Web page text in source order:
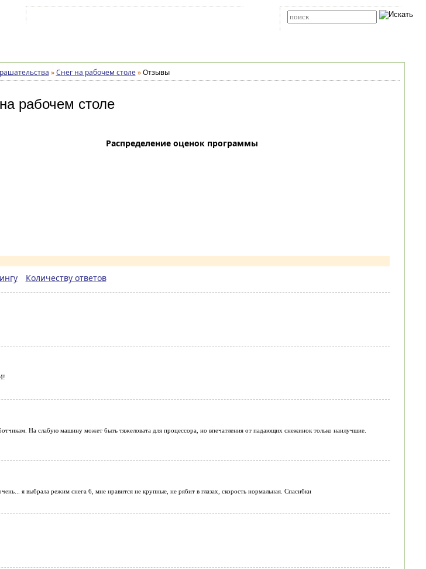
» Снег на рабочем столе » Отзывы
рабочем столе
Распределение оценок программы
Количеству ответов
На слабую машину может быть тяжеловата для процессора, но впечатления от падающих снежинок только наилучшие.
я выбрала режим снега 6, мне нравится не крупные, не рябит в глазах, скорость нормальная. Спасибки